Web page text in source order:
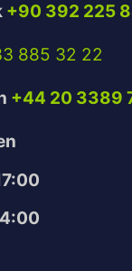
+90 392 225
885 32 22
+44 20 3389